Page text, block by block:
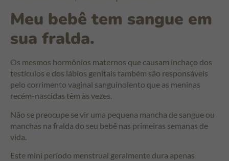
Meu bebê tem sangue em
sua fralda.
Os mesmos hormônios maternos que causam inchaço dos
testículos e dos lábios genitais também são responsáveis ​​
pelo corrimento vaginal sanguinolento que as meninas
recém-nascidas têm às vezes.
Não se preocupe se vir uma pequena mancha de sangue ou
manchas na fralda do seu bebê nas primeiras semanas de
vida.
Este mini período menstrual geralmente dura apenas